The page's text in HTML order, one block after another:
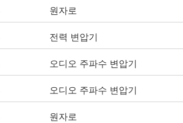
원자로
전력 변압기
오디오 주파수 변압기
오디오 주파수 변압기
원자로